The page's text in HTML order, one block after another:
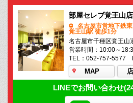
部屋セレブ覚王山店
名古屋市営地下鉄
覚王山駅 徒歩1分
名古屋市千種区覚王山
営業時間：10:00～
TEL：052-757-5577
MAP
LINEでお問い合わせ